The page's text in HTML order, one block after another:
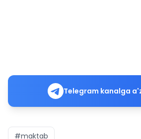
Telegram kanalga
#maktab